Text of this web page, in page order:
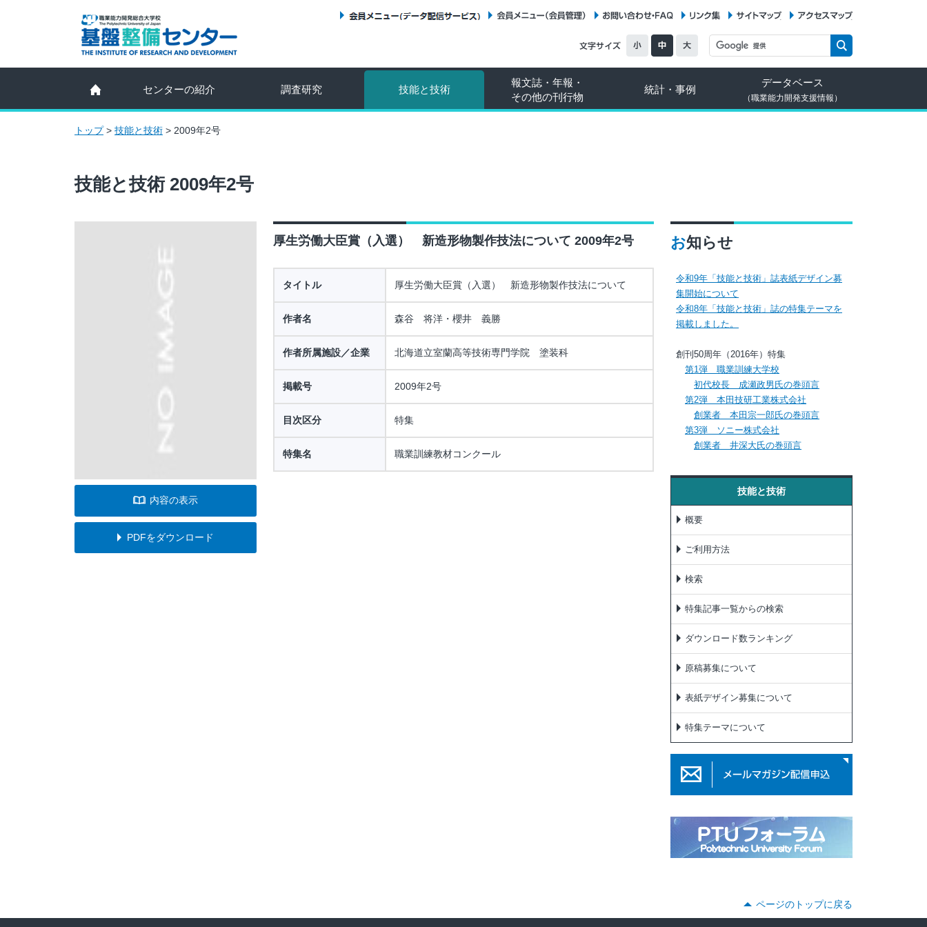
センターの紹介 調査研究 技能と技術
報文誌・年報・
その他の刊行物
統計・事例
データベース
（職業能力開発支援情報）
トップ> 技能と技術 > 2009年2号
技能と技術 2009年2号
内容の表示
PDFをダウンロード
厚生労働大臣賞（入選） 新造形物製作技法について 2009年2号
タイトル 厚生労働大臣賞（入選） 新造形物製作技法について
作者名 森谷 将洋・櫻井 義勝
作者所属施設／企業 北海道立室蘭高等技術専門学院 塗装科
掲載号 2009年2号
目次区分 特集
特集名 職業訓練教材コンクール
お知らせ
令和9年「技能と技術」誌表紙デザイン募
集開始について
令和8年「技能と技術」誌の特集テーマを
掲載しました。
創刊50周年（2016年）特集
第1弾 職業訓練大学校
初代校長 成瀬政男氏の巻頭言
第2弾 本田技研工業株式会社
創業者 本田宗一郎氏の巻頭言
第3弾 ソニー株式会社
創業者 井深大氏の巻頭言
技能と技術
概要
ご利用方法
検索
特集記事一覧からの検索
ダウンロード数ランキング
原稿募集について
表紙デザイン募集について
特集テーマについて
ページのトップに戻る